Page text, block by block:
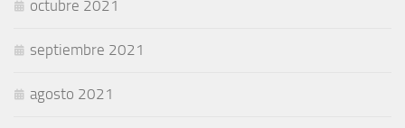
octubre 2021
septiembre 2021
agosto 2021